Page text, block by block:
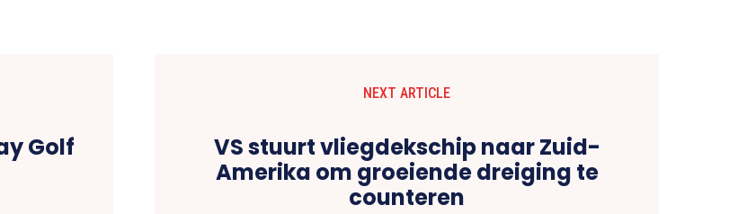
Golf
NEXT ARTICLE
VS stuurt vliegdekschip naar Zuid-
Amerika om groeiende dreiging te
counteren